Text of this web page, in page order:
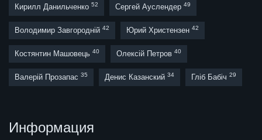
Кирилл Данильченко 52 Сергей Ауслендер 49
Володимир Завгородній 42 Юрий Христензен 42
Костянтин Машовець 40 Олексій Петров 40
Валерій Прозапас 35 Денис Казанский 34 Гліб Бабіч 29
Информация